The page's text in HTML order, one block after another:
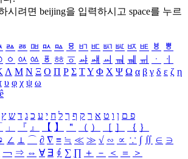
시려면 beijing을 입력하시고 space를 누르
ㅬ ㅭ ㅮ ㅯ ㅰ ㅱ ㅲ ㅳ ㅴ ㅵ ㅶ ㅷ ㅸ
ㅹ
ㆁ ㆂ ㆃ ㆄ ㆅ ㆆ ㆇ ㆈ ㆉ ㆊ ㆋ ㆌ ㆍ
ㆎ
Λ Μ Ν Ξ Ο Π Ρ Σ ΤΥ Φ Χ Ψ Ω α β γ δ ε ζ η
υ φ χ ψ ω
ê
פ ם ן ו ט א ר ק ף ך ל ח י ע כ ג ד ש ץ
」 『 』 【 】 ＂ （ ） ［ ］ ｛ ｝
∠ ⊥ ⌒ ∂ ∇ ≡ ≒ ≪ ≫ √ ∽ ∝ ∵ ∫ ∬ ∈ ∋
￢ ⇒ ⇔ ∀ ∃ ∮ ∑ ∏ ＋ － ＜ ＝
＞